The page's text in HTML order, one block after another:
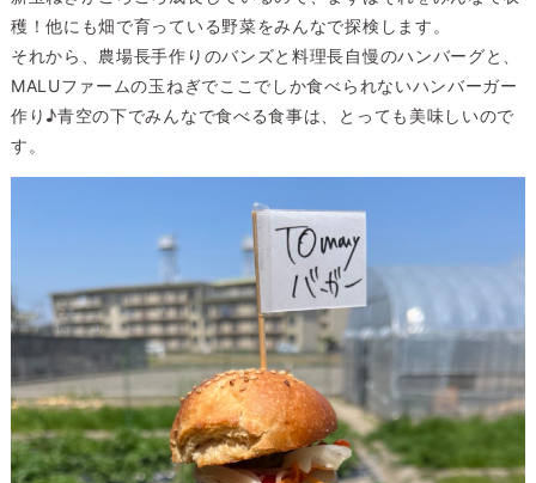
穫！他にも畑で育っている野菜をみんなで探検します。
それから、農場長手作りのバンズと料理長自慢のハンバーグと、
MALUファームの玉ねぎでここでしか食べられないハンバーガー
作り♪青空の下でみんなで食べる食事は、とっても美味しいので
す。